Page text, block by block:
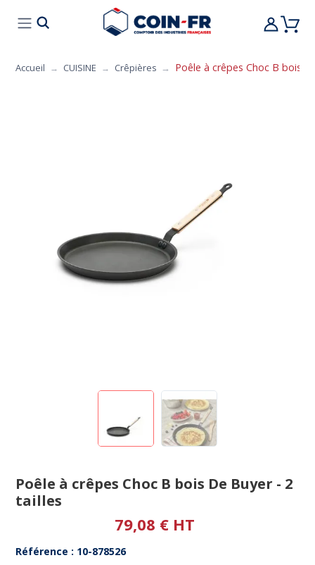
CUISINE MOBILIER
Accueil CUISINE Crêpières Poêle à crêpes Choc B bois
Poêle à crêpes Choc B bois De Buyer - 2
tailles
79,08 € HT
Référence : 10-878526